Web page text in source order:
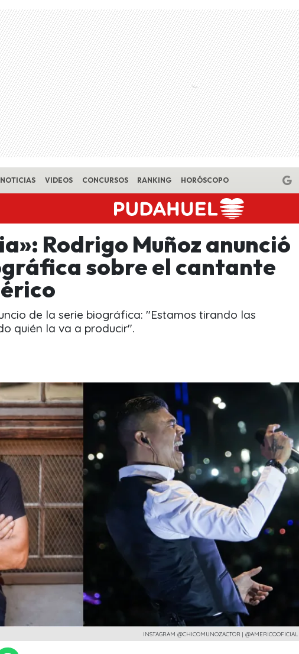
NOTICIAS VIDEOS CONCURSOS RANKING HORÓSCOPO
Rodrigo Muñoz anunció
sobre el cantante
de la serie biográfica: "Estamos tirando las
quién la va a producir".
INSTAGRAM @CHICOMUNOZACTOR | @AMERICOOFICIAL